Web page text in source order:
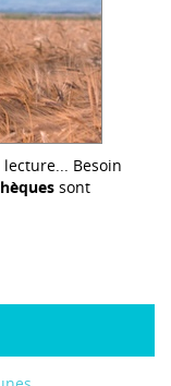
Besoin
sont